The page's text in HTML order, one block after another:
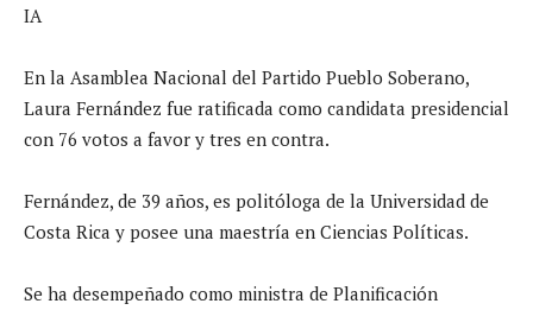
IA
En la Asamblea Nacional del Partido Pueblo Soberano,
Laura Fernández fue ratificada como candidata presidencial
con 76 votos a favor y tres en contra.
Fernández, de 39 años, es politóloga de la Universidad de
Costa Rica y posee una maestría en Ciencias Políticas.
Se ha desempeñado como ministra de Planificación